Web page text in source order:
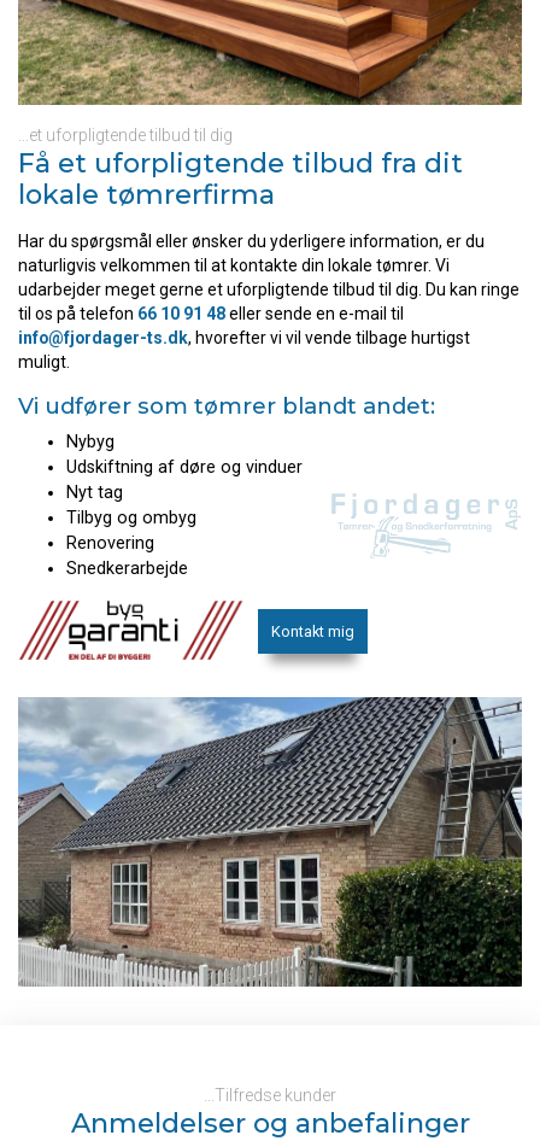
...et uforpligtende tilbud til dig
Få et uforpligtende tilbud fra dit
lokale tømrerfirma
Har du spørgsmål eller ønsker du yderligere information, er du
naturligvis velkommen til at kontakte din lokale tømrer. Vi
udarbejder meget gerne et uforpligtende tilbud til dig. Du kan ringe
til os på telefon 66 10 91 48eller sende en e-mail til
info@fjordager-ts.dk, hvorefter vi vil vende tilbage hurtigst
muligt.​
Vi udfører som tømrer blandt andet:
Nybyg
Udskiftning af døre og vinduer
Nyt tag
Tilbyg og ombyg
Renovering
Snedkerarbejde
Kontakt mig
...Tilfredse kunder
Anmeldelser og anbefalinger